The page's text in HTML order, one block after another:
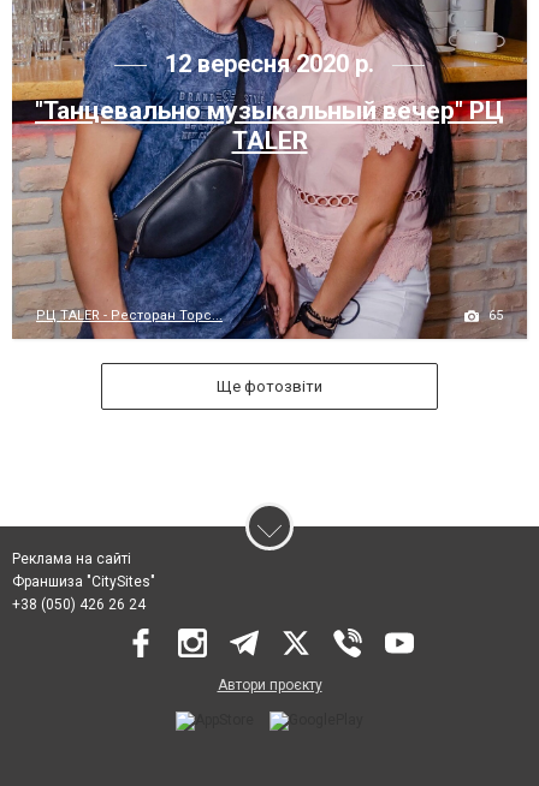
12 вересня 2020 р.
"Танцевально музыкальный вечер" РЦ
TALER
РЦ TALER - Ресторан Торс... 65
Ще фотозвіти
Реклама на сайті
Франшиза "CitySites"
+38 (050) 426 26 24
Автори проєкту